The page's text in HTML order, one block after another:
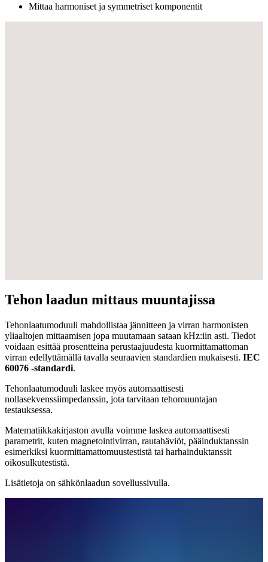
Mittaa harmoniset ja symmetriset komponentit
Tehon laadun mittaus muuntajissa
Tehonlaatumoduuli mahdollistaa jännitteen ja virran harmonisten
yliaaltojen mittaamisen jopa muutamaan sataan kHz:iin asti. Tiedot
voidaan esittää prosentteina perustaajuudesta kuormittamattoman
virran edellyttämällä tavalla seuraavien standardien mukaisesti. IEC
60076 -standardi.
Tehonlaatumoduuli laskee myös automaattisesti
nollasekvenssiimpedanssin, jota tarvitaan tehomuuntajan
testauksessa.
Matematiikkakirjaston avulla voimme laskea automaattisesti
parametrit, kuten magnetointivirran, rautahäviöt, pääinduktanssin
esimerkiksi kuormittamattomuustestistä tai harhainduktanssit
oikosulkutestistä.
Lisätietoja on sähkönlaadun sovellussivulla.